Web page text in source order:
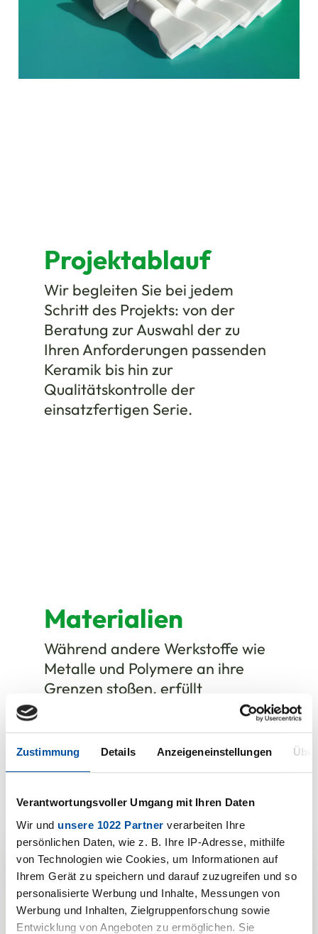
Zustimmung Details Anzeigeneinstellungen
Verantwortungsvoller Umgang mit Ihren Daten
Wir und unsere 1022 Partner verarbeiten Ihre
persönlichen Daten, wie z. B. Ihre IP-Adresse, mithilfe
von Technologien wie Cookies, um Informationen auf
Ihrem Gerät zu speichern und darauf zuzugreifen und so
personalisierte Werbung und Inhalte, Messungen von
Werbung und Inhalten, Zielgruppenforschung sowie
Entwicklung von Angeboten zu ermöglichen. Sie
Projektablauf
Wir begleiten Sie bei jedem
Schritt des Projekts: von der
Beratung zur Auswahl der zu
Ihren Anforderungen passenden
Keramik bis hin zur
Qualitätskontrolle der
einsatzfertigen Serie.
Materialien
Während andere Werkstoffe wie
Metalle und Polymere an ihre
Grenzen stoßen, erfüllt
Anforderungen an Genauigkeit,
Stabilität und Beständigkeit.
Starten Sie Ihr
Projekt mit uns!